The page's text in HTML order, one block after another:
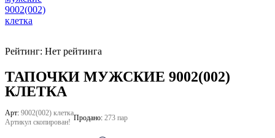
Рейтинг: Нет рейтинга
ТАПОЧКИ МУЖСКИЕ 9002(002)
КЛЕТКА
Арт: 9002(002) клетка
Артикул скопирован!
Продано: 273 пар